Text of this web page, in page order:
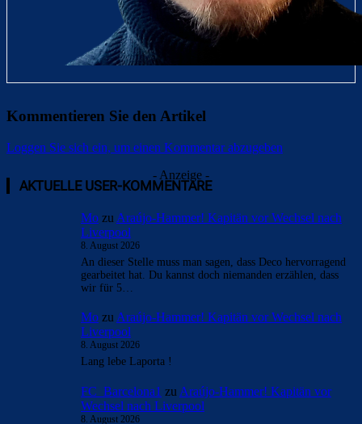
Kommentieren Sie den Artikel
Loggen Sie sich ein, um einen Kommentar abzugeben
- Anzeige -
AKTUELLE USER-KOMMENTARE
Mo zu Araújo-Hammer! Kapitän vor Wechsel nach
Liverpool
8. August 2026
An dieser Stelle muss man sagen, dass Deco hervorragend
gearbeitet hat. Du kannst doch niemanden erzählen, dass
wir für 5…
Mo zu Araújo-Hammer! Kapitän vor Wechsel nach
Liverpool
8. August 2026
Lang lebe Laporta !
FC_Barcelona1 zu Araújo-Hammer! Kapitän vor
Wechsel nach Liverpool
8. August 2026